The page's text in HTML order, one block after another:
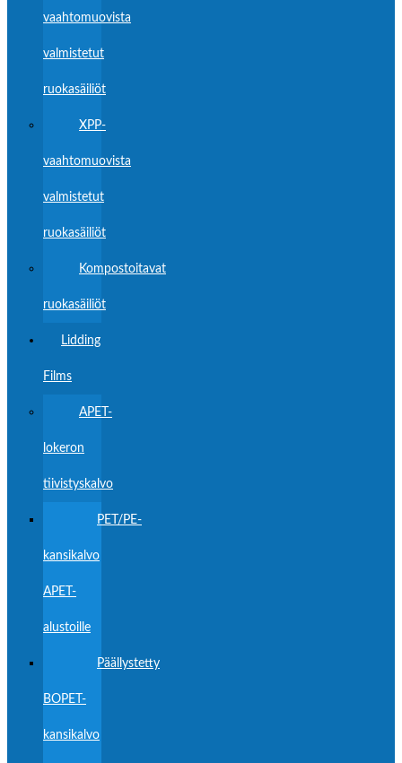
vaahtomuovista
valmistetut
ruokasäiliöt
XPP-
vaahtomuovista
valmistetut
ruokasäiliöt
Kompostoitavat
ruokasäiliöt
Lidding
Films
APET-
lokeron
tiivistyskalvo
PET/PE-
kansikalvo
APET-
alustoille
Päällystetty
BOPET-
kansikalvo